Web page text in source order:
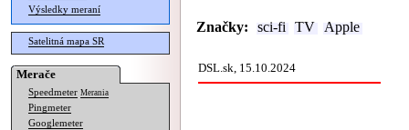
Výsledky meraní
Satelitná mapa SR
Merače
Speedmeter Merania
Pingmeter
Googlemeter
Značky: sci-fi TV Apple
DSL.sk, 15.10.2024